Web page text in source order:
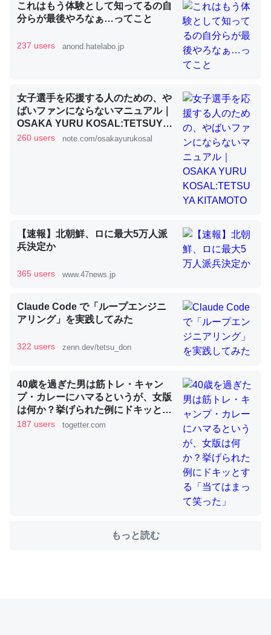
くらい。小説でいう「ずっと前の伏線」は回収されないけ
ど、短期記憶というには多い分量。進化すればするほど分
かりやすく強くなりそう
昆虫ってカルシウム少ないのか。知らんかった。調べたら
コオロギのカルシウム分はエビの600分の1程度。
─ニュース :: 【研究発表】昆虫学の大問題＝「昆虫はなぜ海にいな
論文では「淡水はカルシウムも酸素も不足してて両方に不
利だから両方が拮抗してるのでは」とあって面白い。海に
ずキチンを強化してる筈だが、酵素が違うのか？
─ニュース :: 【研究発表】昆虫学の大問題＝「昆虫はなぜ海にいな
いのか」に関する新仮説
これを元に考えるとカルシウムを大量に使う脊椎動物と貝
類は苦労してるんだな…。腹足類だと殻を無くしてナメク
─ニュース :: 【研究発表】昆虫学の大問題＝「昆虫はなぜ海にいな
ウチもEchoを実家に置いて４年。でたまに覗いてる。ぼ
これはもう体験として知ってるの自
分らが最後やろなぁ…ってこと
237 users anond.hatelabo.jp
女子選手を応援する人のための、や
ばいファンにならないマニュアル｜
OSAKA YURU KOSAL:TETSUYA
KITAMOTO
260 users note.com/osakayurukosal
【速報】北朝鮮、ロに最大5万人派
兵決定か
365 users www.47news.jp
Claude Code で「ループエンジニ
アリング」を実践してみた
322 users zenn.dev/tetsu_don
40歳を過ぎた男は筋トレ・キャン
プ・カレーにハマるというが、女版
は何か？挙げられた例にドキッとす
る「当てはまって笑った」
187 users togetter.com
もっと読む